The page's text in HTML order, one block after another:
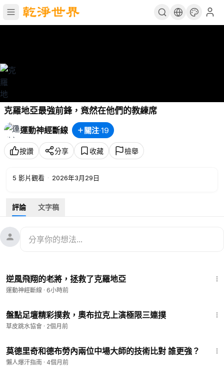
克羅地亞最強前鋒，竟然在他們的教練席
運動神經斷線
關注·19
按讚 分享 收藏 檢舉
5 影片觀看 · 2026年3月29日
評論 文字稿
逆風飛翔的老將，拯救了克羅地亞
運動神經斷線 · 6小時前
盤點足壇精彩撲救，奧布拉克上演極限三連撲
草皮跳水協會 · 2個月前
莫德里奇和德布勞內兩位中場大師的技術比對 誰更強？
懶人爆汗指南 · 4個月前